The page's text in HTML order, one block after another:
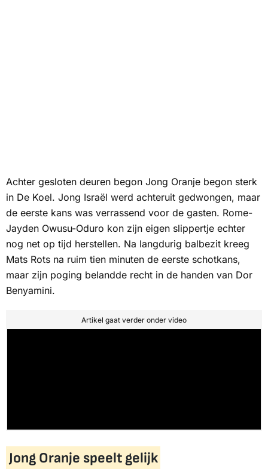
Achter gesloten deuren begon Jong Oranje begon sterk
in De Koel. Jong Israël werd achteruit gedwongen, maar
de eerste kans was verrassend voor de gasten. Rome-
Jayden Owusu-Oduro kon zijn eigen slippertje echter
nog net op tijd herstellen. Na langdurig balbezit kreeg
Mats Rots na ruim tien minuten de eerste schotkans,
maar zijn poging belandde recht in de handen van Dor
Benyamini.
Artikel gaat verder onder video
Jong Oranje speelt gelijk